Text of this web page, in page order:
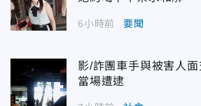
6小時前 要聞
影/詐團車手與被害人
當場遭逮